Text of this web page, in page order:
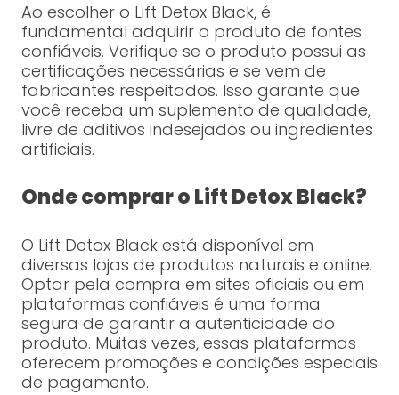
Ao escolher o Lift Detox Black, é
fundamental adquirir o produto de fontes
confiáveis. Verifique se o produto possui as
certificações necessárias e se vem de
fabricantes respeitados. Isso garante que
você receba um suplemento de qualidade,
livre de aditivos indesejados ou ingredientes
artificiais.
Onde comprar o Lift Detox Black?
O Lift Detox Black está disponível em
diversas lojas de produtos naturais e online.
Optar pela compra em sites oficiais ou em
plataformas confiáveis é uma forma
segura de garantir a autenticidade do
produto. Muitas vezes, essas plataformas
oferecem promoções e condições especiais
de pagamento.